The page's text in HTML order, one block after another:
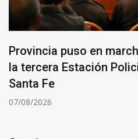
Provincia puso en
la tercera Estación
Santa Fe
07/08/2026